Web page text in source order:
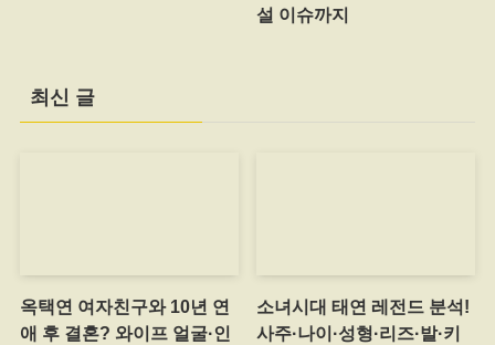
설 이슈까지
최신 글
옥택연 여자친구와 10년 연
애 후 결혼? 와이프 얼굴·인
소녀시대 태연 레전드 분석!
사주·나이·성형·리즈·발·키